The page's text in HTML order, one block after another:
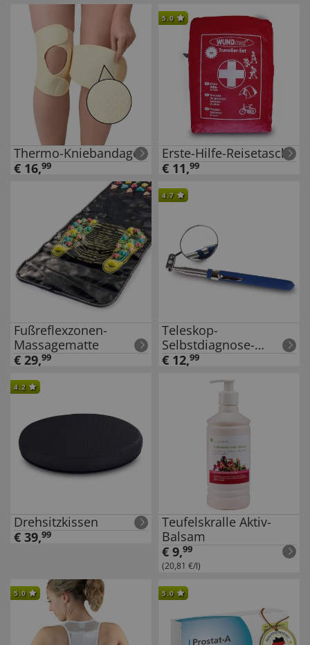
Thermo-Kniebandage
€ 16,99
5.0
Erste-Hilfe-Reisetasche
€ 11,99
Fußreflexzonen-
Massagematte
€ 29,99
4.7
Teleskop-
Selbstdiagnose-
Spiegel
€ 12,99
4.2
Drehsitzkissen
€ 39,99
Teufelskralle Aktiv-
Balsam
€ 9,99
(20,81 €/l)
5.0 5.0